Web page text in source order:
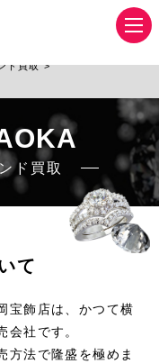
ド買取 >
ド買取
て
宝飾店は、かつて横
会社です。
方法で隆盛を極めま